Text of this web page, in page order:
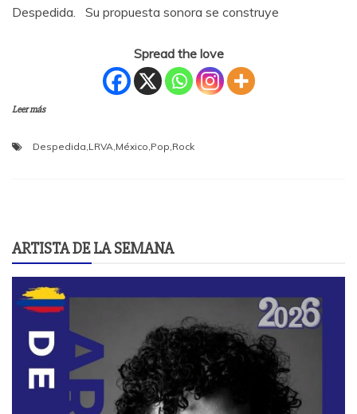
Despedida. Su propuesta sonora se construye
Spread the love
Leer más
Despedida,LRVA,México,Pop,Rock
ARTISTA DE LA SEMANA